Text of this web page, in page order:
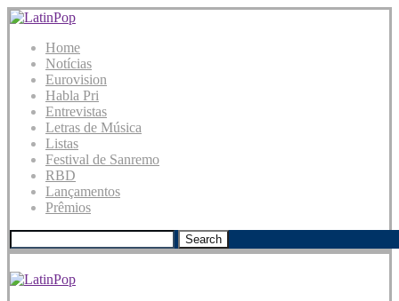
Home
Notícias
Eurovision
Habla Pri
Entrevistas
Letras de Música
Listas
Festival de Sanremo
RBD
Lançamentos
Prêmios
Search